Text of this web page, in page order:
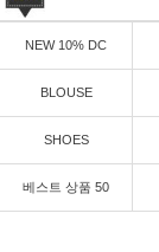
NEW 10% DC
BLOUSE
SHOES
베스트 상품 50